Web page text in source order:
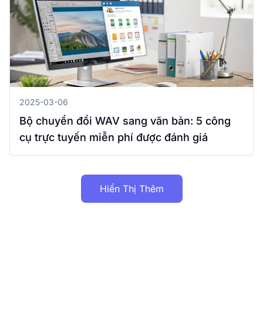
2025-03-06
Bộ chuyển đổi WAV sang văn bản: 5 công
cụ trực tuyến miễn phí được đánh giá
Hiển Thị Thêm